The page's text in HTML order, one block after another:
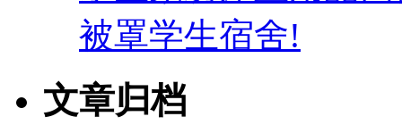
被罩学生宿舍!
文章归档